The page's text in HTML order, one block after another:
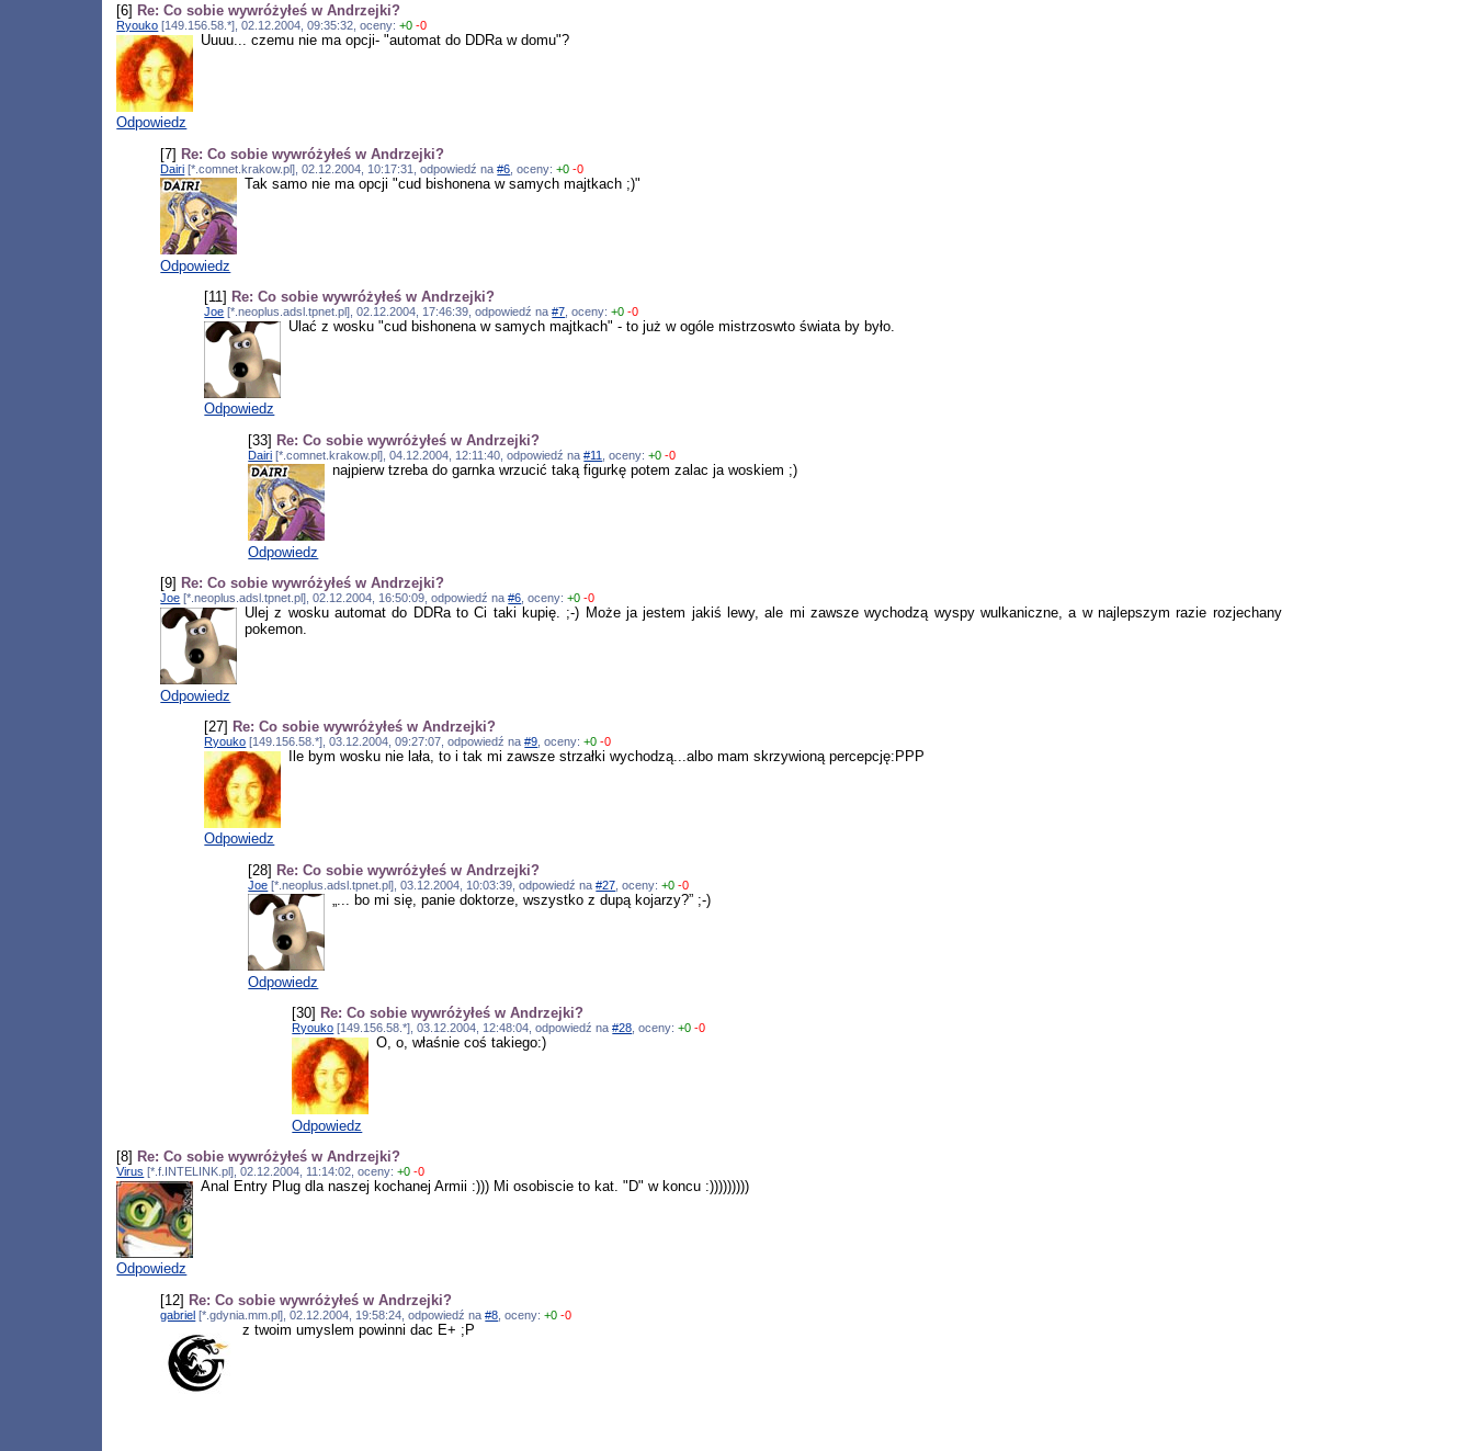
[6] Re: Co sobie wywróżyłeś w Andrzejki?
Ryouko [149.156.58.*], 02.12.2004, 09:35:32, oceny:+0 -0
Uuuu... czemu nie ma opcji- "automat do DDRa w domu"?
Odpowiedz
[7] Re: Co sobie wywróżyłeś w Andrzejki?
Dairi [*.comnet.krakow.pl], 02.12.2004, 10:17:31, odpowiedź na#6 , oceny:+0 -0
Tak samo nie ma opcji "cud bishonena w samych majtkach ;)"
Odpowiedz
[11] Re: Co sobie wywróżyłeś w Andrzejki?
Joe [*.neoplus.adsl.tpnet.pl], 02.12.2004, 17:46:39, odpowiedź na#7 , oceny:+0 -0
Ulać z wosku "cud bishonena w samych majtkach" - to już w ogóle mistrzoswto świata by było.
Odpowiedz
[33] Re: Co sobie wywróżyłeś w Andrzejki?
Dairi [*.comnet.krakow.pl], 04.12.2004, 12:11:40, odpowiedź na#11 , oceny:+0 -0
najpierw tzreba do garnka wrzucić taką figurkę potem zalac ja woskiem ;)
Odpowiedz
[9] Re: Co sobie wywróżyłeś w Andrzejki?
Joe [*.neoplus.adsl.tpnet.pl], 02.12.2004, 16:50:09, odpowiedź na#6, oceny:+0 -0
Ulej z wosku automat do DDRa to Ci taki kupię. ;-) Może ja jestem jakiś lewy, ale mi zawsze wychodzą wyspy wulkaniczne, a w najlepszym razie rozjechany
pokemon.
Odpowiedz
[27] Re: Co sobie wywróżyłeś w Andrzejki?
Ryouko [149.156.58.*], 03.12.2004, 09:27:07, odpowiedź na#9 , oceny:+0 -0
Ile bym wosku nie lała, to i tak mi zawsze strzałki wychodzą...albo mam skrzywioną percepcję:PPP
Odpowiedz
[28] Re: Co sobie wywróżyłeś w Andrzejki?
Joe [*.neoplus.adsl.tpnet.pl], 03.12.2004, 10:03:39, odpowiedź na#27 , oceny:+0 -0
„... bo mi się, panie doktorze, wszystko z dupą kojarzy?” ;-)
Odpowiedz
[30] Re: Co sobie wywróżyłeś w Andrzejki?
Ryouko [149.156.58.*], 03.12.2004, 12:48:04, odpowiedź na#28 , oceny:+0 -0
O, o, właśnie coś takiego:)
Odpowiedz
[8] Re: Co sobie wywróżyłeś w Andrzejki?
Virus [*.f.INTELINK.pl], 02.12.2004, 11:14:02, oceny:+0 -0
Anal Entry Plug dla naszej kochanej Armii :))) Mi osobiscie to kat. "D" w koncu :)))))))))
Odpowiedz
[12] Re: Co sobie wywróżyłeś w Andrzejki?
gabriel [*.gdynia.mm.pl], 02.12.2004, 19:58:24, odpowiedź na#8 , oceny:+0 -0
z twoim umyslem powinni dac E+ ;P